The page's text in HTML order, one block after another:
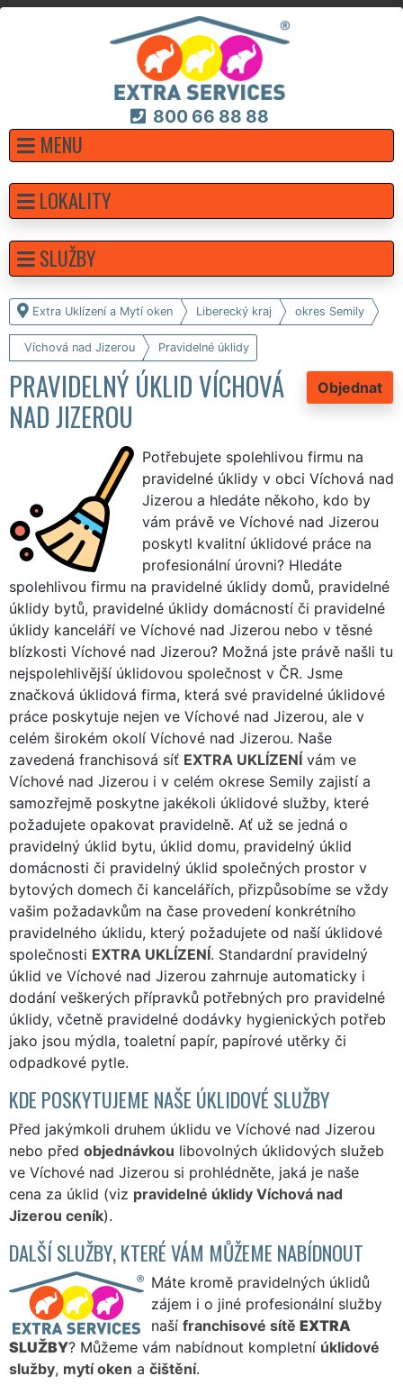
800 66 88 88
MENU
Extra Uklízení a Mytí oken Liberecký kraj okres Semily
Víchová nad Jizerou Pravidelné úklidy
Objednat
PRAVIDELNÝ ÚKLID VÍCHOVÁ
NAD JIZEROU
Potřebujete spolehlivou firmu na
pravidelné úklidy v obci Víchová nad
Jizerou a hledáte někoho, kdo by
vám právě ve Víchové nad Jizerou
poskytl kvalitní úklidové práce na
profesionální úrovni? Hledáte
spolehlivou firmu na pravidelné úklidy domů, pravidelné
úklidy bytů, pravidelné úklidy domácností či pravidelné
úklidy kanceláří ve Víchové nad Jizerou nebo v těsné
blízkosti Víchové nad Jizerou? Možná jste právě našli tu
nejspolehlivější úklidovou společnost v ČR. Jsme
značková úklidová firma, která své pravidelné úklidové
práce poskytuje nejen ve Víchové nad Jizerou, ale v
celém širokém okolí Víchové nad Jizerou. Naše
zavedená franchisová síť EXTRA UKLÍZENÍ vám ve
Víchové nad Jizerou i v celém okrese Semily zajistí a
samozřejmě poskytne jakékoli úklidové služby, které
požadujete opakovat pravidelně. Ať už se jedná o
pravidelný úklid bytu, úklid domu, pravidelný úklid
domácnosti či pravidelný úklid společných prostor v
bytových domech či kancelářích, přizpůsobíme se vždy
vašim požadavkům na čase provedení konkrétního
pravidelného úklidu, který požadujete od naší úklidové
společnosti EXTRA UKLÍZENÍ. Standardní pravidelný
úklid ve Víchové nad Jizerou zahrnuje automaticky i
dodání veškerých přípravků potřebných pro pravidelné
úklidy, včetně pravidelné dodávky hygienických potřeb
jako jsou mýdla, toaletní papír, papírové utěrky či
odpadkové pytle.
KDE POSKYTUJEME NAŠE ÚKLIDOVÉ SLUŽBY
Před jakýmkoli druhem úklidu ve Víchové nad Jizerou
nebo před objednávkou libovolných úklidových služeb
ve Víchové nad Jizerou si prohlédněte, jaká je naše
cena za úklid (viz pravidelné úklidy Víchová nad
Jizerou ceník).
DALŠÍ SLUŽBY, KTERÉ VÁM MŮŽEME NABÍDNOUT
Máte kromě pravidelných úklidů
zájem i o jiné profesionální služby
naší franchisové sítě EXTRA
SLUŽBY? Můžeme vám nabídnout kompletní úklidové
služby, mytí oken a čištění.
LOKALITY
SLUŽBY